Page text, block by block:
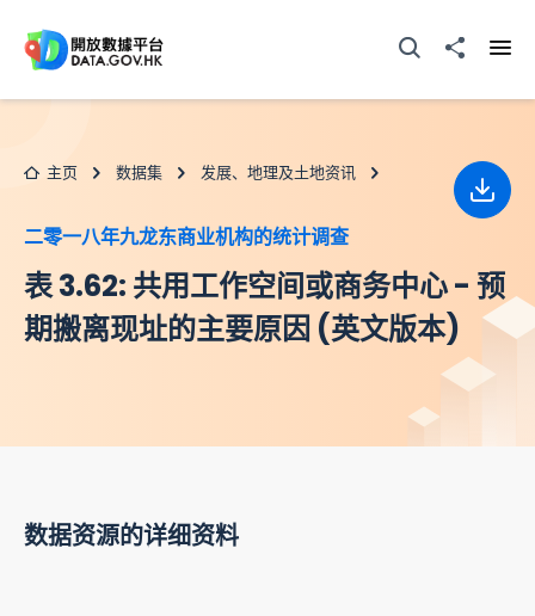
打开搜寻器分享至
主页 数据集 发展、地理及土地资讯
二零一八年九龙东商业机构的统计调查
表 3.62: 共用工作空间或商务中心 - 预
期搬离现址的主要原因 (英文版本)
下载
数据资源的详细资料